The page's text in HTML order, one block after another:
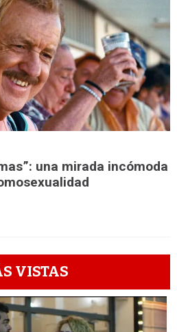
una mirada incómoda
VISTAS
1